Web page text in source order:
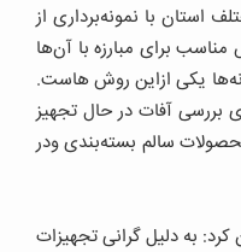
استان با نمونه‌برداری از
برای مبارزه با آن‌ها
یکی ازاین روش هاست.
بررسی آفات در حال تجهیز
سالم بسته‌بندی ودر
به دلیل گرانی تجهیزات